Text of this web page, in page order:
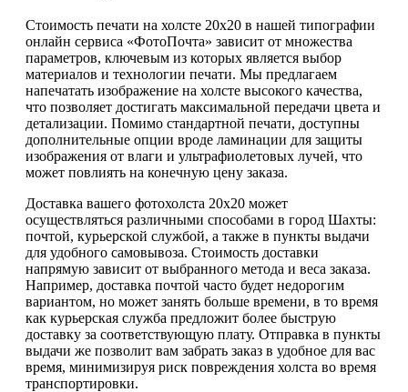
Стоимость печати на холсте 20х20 в нашей типографии
онлайн сервиса «ФотоПочта» зависит от множества
параметров, ключевым из которых является выбор
материалов и технологии печати. Мы предлагаем
напечатать изображение на холсте высокого качества,
что позволяет достигать максимальной передачи цвета и
детализации. Помимо стандартной печати, доступны
дополнительные опции вроде ламинации для защиты
изображения от влаги и ультрафиолетовых лучей, что
может повлиять на конечную цену заказа.
Доставка вашего фотохолста 20х20 может
осуществляться различными способами в город Шахты:
почтой, курьерской службой, а также в пункты выдачи
для удобного самовывоза. Стоимость доставки
напрямую зависит от выбранного метода и веса заказа.
Например, доставка почтой часто будет недорогим
вариантом, но может занять больше времени, в то время
как курьерская служба предложит более быструю
доставку за соответствующую плату. Отправка в пункты
выдачи же позволит вам забрать заказ в удобное для вас
время, минимизируя риск повреждения холста во время
транспортировки.